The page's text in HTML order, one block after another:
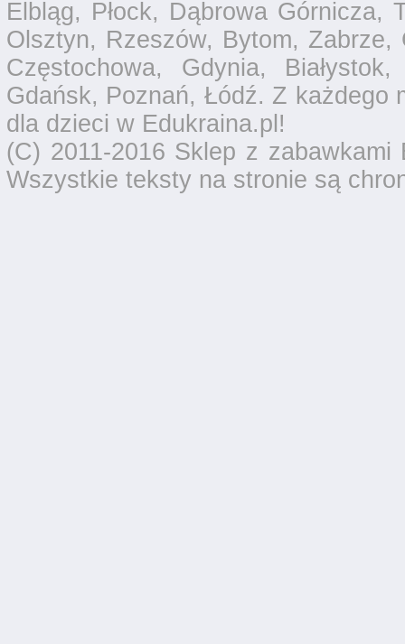
Elbląg, Płock, Dąbrowa Górnicza,
Olsztyn, Rzeszów, Bytom,
Częstochowa, Gdynia,
Gdańsk, Poznań, Łódź. Z każdego
dla dzieci w Edukraina.pl!
(C) 2011-2016 Sklep z
Wszystkie teksty na stronie są